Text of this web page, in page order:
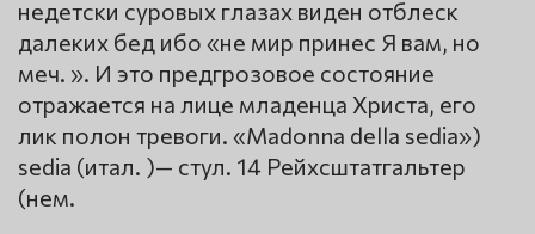
недетски суровых глазах виден отблеск
далеких бед ибо «не мир принес Я вам, но
меч. ». И это предгрозовое состояние
отражается на лице младенца Христа, его
лик полон тревоги. «Madonna della sedia»)
sedia (итал. )— стул. 14 Рейхсштатгальтер
(нем.